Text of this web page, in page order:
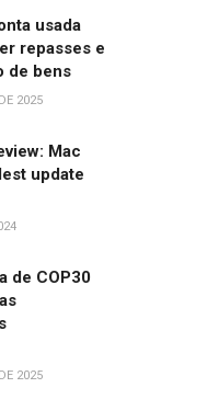
usada
repasses e
de bens
2025
Mac
update
de COP30
2025